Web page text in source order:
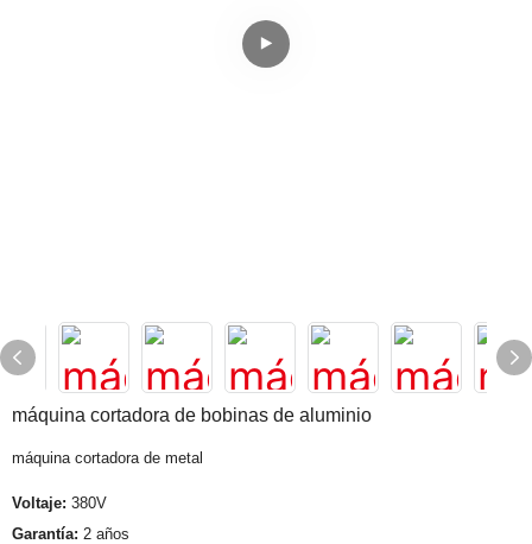
máquina cortadora de bobinas de aluminio
máquina cortadora de metal
Voltaje: 380V
Garantía: 2 años